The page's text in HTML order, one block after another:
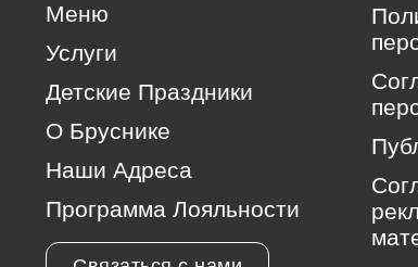
Меню
Услуги
Детские Праздники
О Бруснике
Наши Адреса
Программа Лояльности